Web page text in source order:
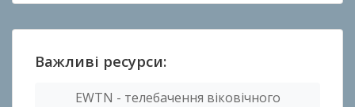
Важливі ресурси:
EWTN - телебачення віковічного